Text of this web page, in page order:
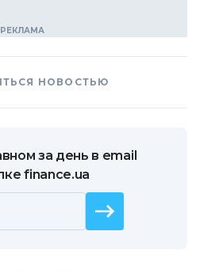
НОВОСТЬЮ
за день в email
finance.ua